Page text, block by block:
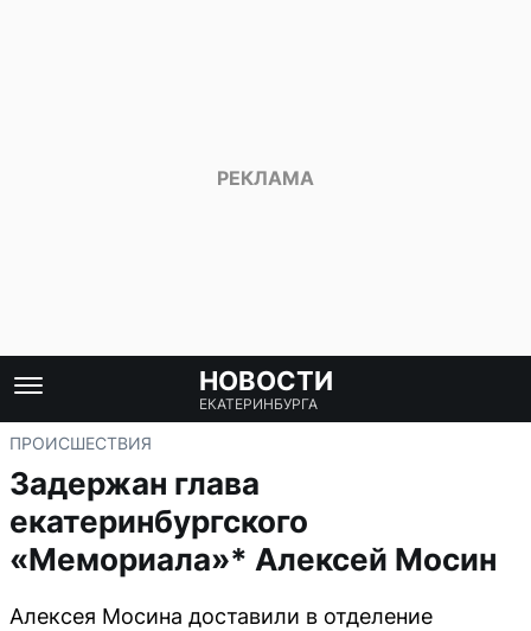
НОВОСТИ
ЕКАТЕРИНБУРГА
ПРОИСШЕСТВИЯ
Задержан глава
екатеринбургского
«Мемориала»* Алексей Мосин
Алексея Мосина доставили в отделение